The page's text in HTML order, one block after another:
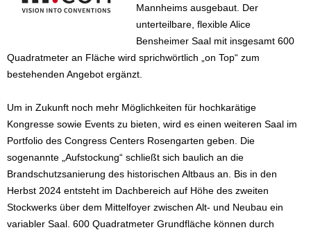
Mannheims ausgebaut. Der
unterteilbare, flexible Alice
Bensheimer Saal mit insgesamt 600
Quadratmeter an Fläche wird sprichwörtlich „on Top“ zum
bestehenden Angebot ergänzt.
Um in Zukunft noch mehr Möglichkeiten für hochkarätige
Kongresse sowie Events zu bieten, wird es einen weiteren Saal im
Portfolio des Congress Centers Rosengarten geben. Die
sogenannte „Aufstockung“ schließt sich baulich an die
Brandschutzsanierung des historischen Altbaus an. Bis in den
Herbst 2024 entsteht im Dachbereich auf Höhe des zweiten
Stockwerks über dem Mittelfoyer zwischen Alt- und Neubau ein
variabler Saal. 600 Quadratmeter Grundfläche können durch